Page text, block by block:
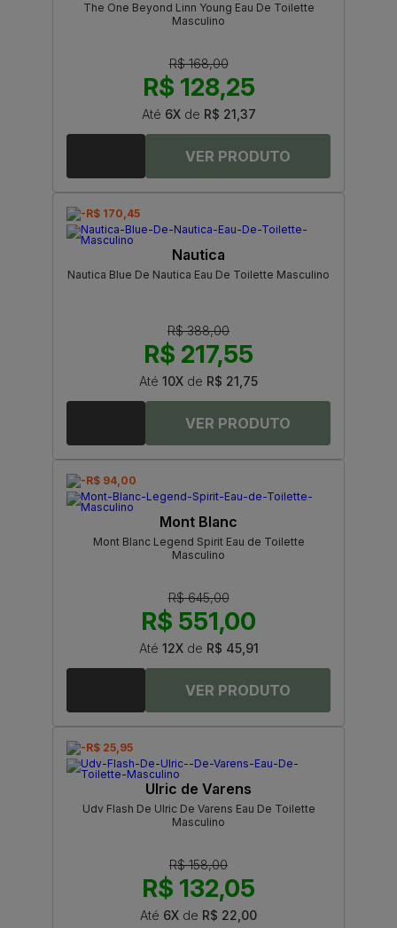
The One Beyond Linn Young Eau De Toilette
Masculino
R$ 168,00
R$ 128,25
Até 6Xde R$ 21,37
-R$ 170,45
Nautica
Nautica Blue De Nautica Eau De Toilette Masculino
R$ 388,00
R$ 217,55
Até 10X de R$ 21,75
-R$ 94,00
Mont Blanc
Mont Blanc Legend Spirit Eau de Toilette
Masculino
R$ 645,00
R$ 551,00
Até 12Xde R$ 45,91
-R$ 25,95
Ulric de Varens
Udv Flash De Ulric De Varens Eau De Toilette
Masculino
R$ 158,00
R$ 132,05
Até 6X de R$ 22,00